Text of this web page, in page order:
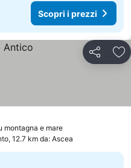
Scopri i prezzi
Condividi
montagna e mare
12.7 km da: Ascea